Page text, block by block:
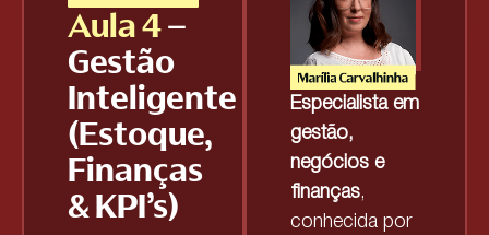
Aula 4–
Gestão
Inteligente
(Estoque,
Finanças
& KPI’s)
Especialista em
gestão,
negócios e
finanças,
conhecida por